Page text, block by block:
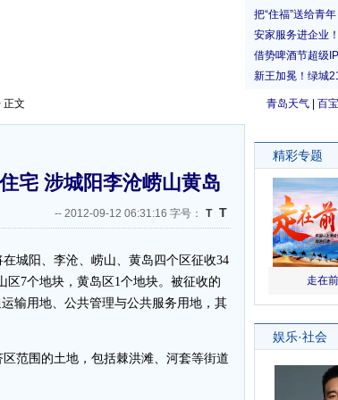
青岛天气 百
正文
宅 涉城阳李沧崂山黄岛
-- 2012-09-12 06:31:16 字号： T T
城阳、李沧、崂山、黄岛四个区征收34
区7个地块，黄岛区1个地块。被征收的
输用地、公共管理与公共服务用地，其
范围的土地，包括棘洪滩、河套等街道